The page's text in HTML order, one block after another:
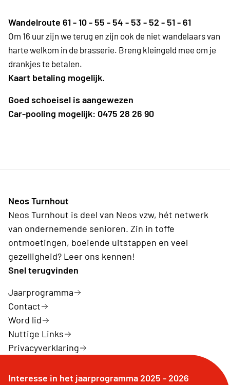
Wandelroute 61 - 10 - 55 - 54 - 53 - 52 - 51 - 61
Om 16 uur zijn we terug en zijn ook de niet wandelaars van
harte welkom in de brasserie. Breng kleingeld mee om je
drankjes te betalen.
Kaart betaling mogelijk.
Goed schoeisel is aangewezen
Car-pooling mogelijk: 0475 28 26 90
Neos Turnhout
Neos Turnhout is deel van Neos vzw, hét netwerk
van ondernemende senioren. Zin in toffe
ontmoetingen, boeiende uitstappen en veel
gezelligheid? Leer ons kennen!
Snel terugvinden
Jaarprogramma
Contact
Word lid
Nuttige Links
Privacyverklaring
Interesse in het jaarprogramma 2025 - 2026